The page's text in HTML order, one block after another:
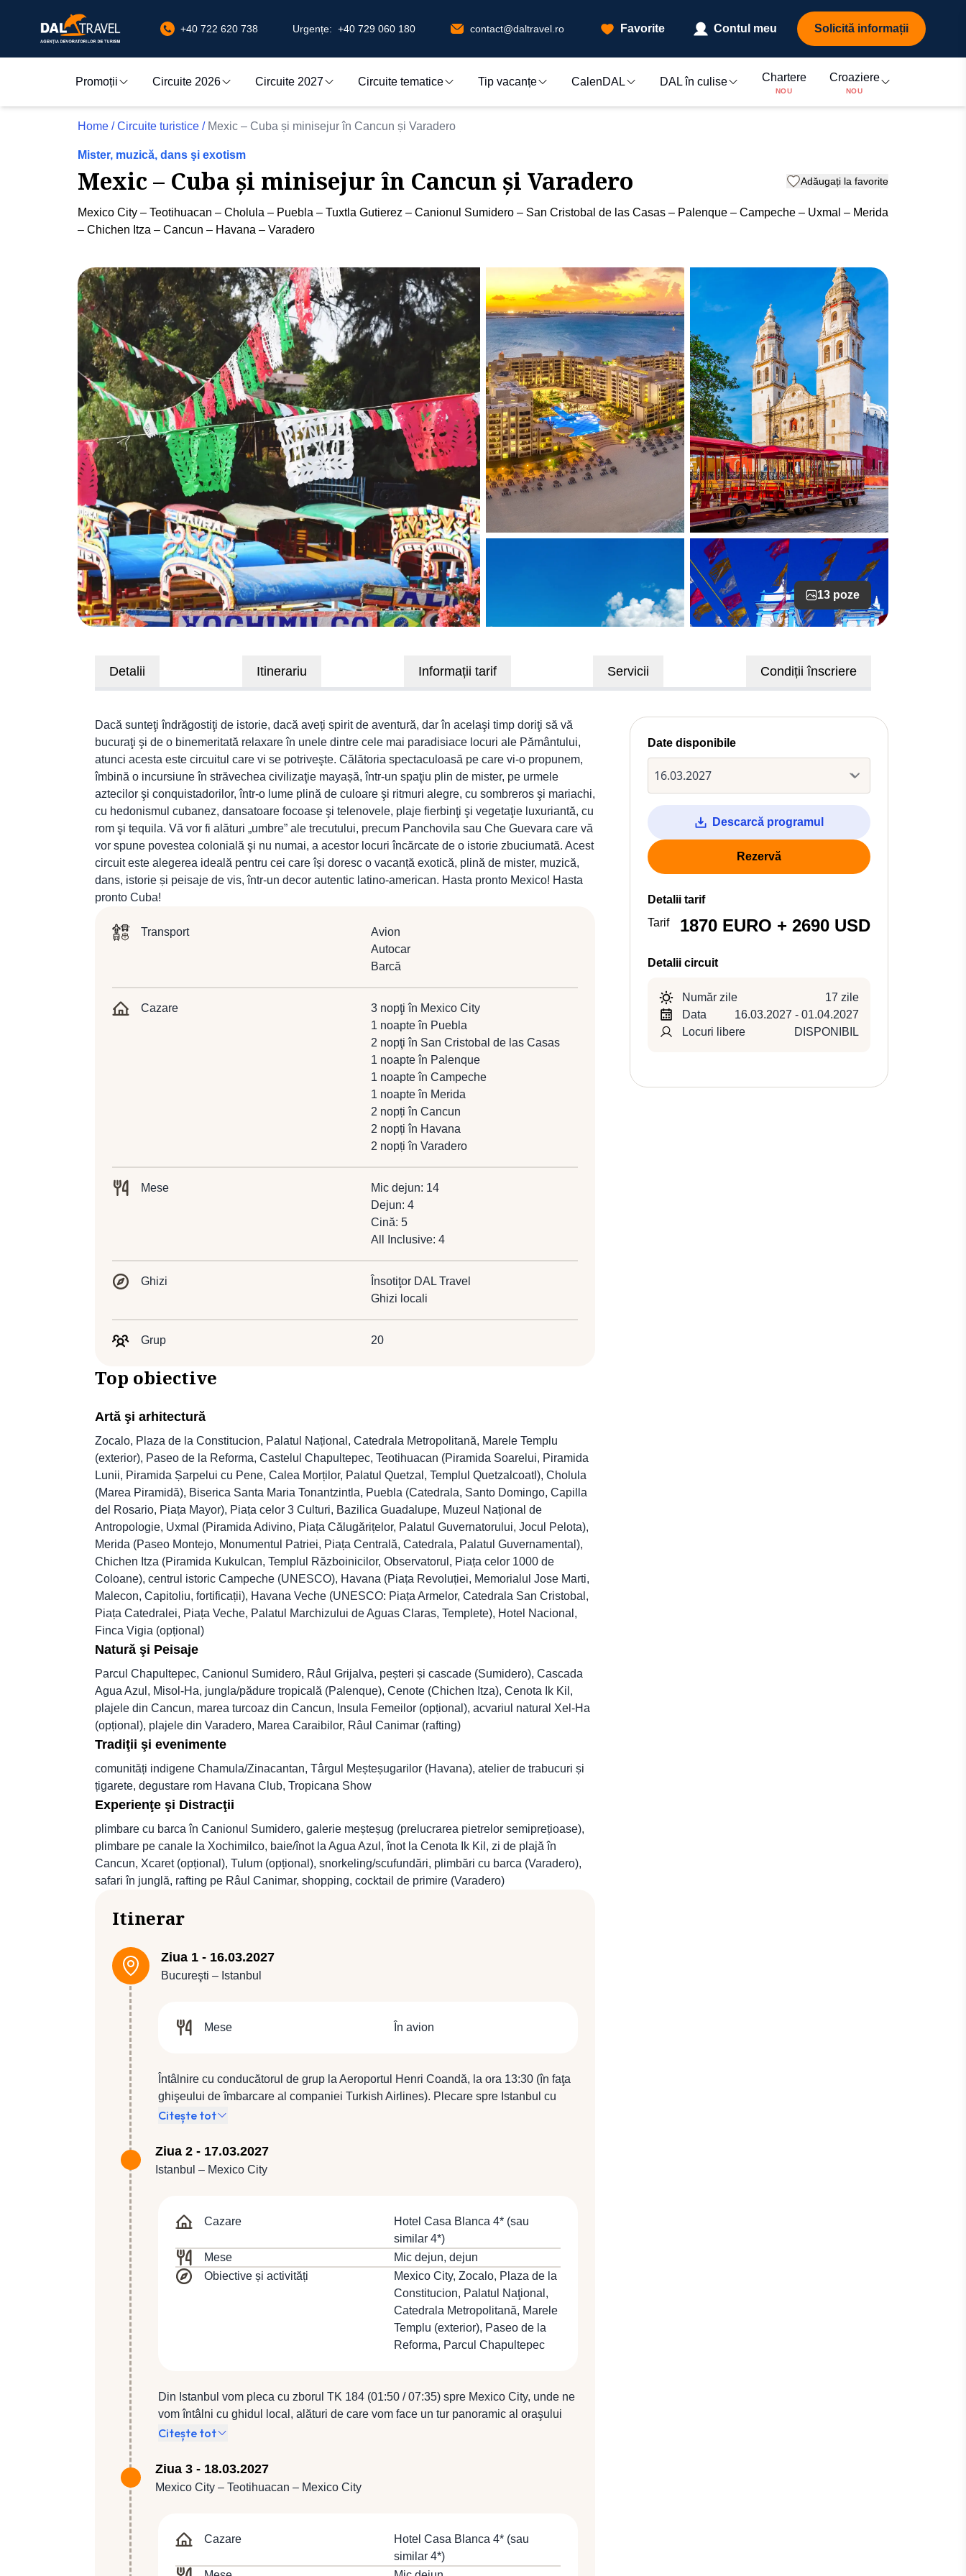
+40 722 620 738 Urgențe: +40 729 060 180 contact@daltravel.ro Favorite Contul meu Solicită informații
Promoții Circuite 2026 Circuite 2027 Circuite tematice Tip vacanțe CalenDAL DAL în culise Chartere
NOU
Croaziere
NOU
Home / Circuite turistice / Mexic – Cuba și minisejur în Cancun și Varadero
Mister, muzică, dans şi exotism
Mexic – Cuba și minisejur în Cancun și Varadero Adăugați la favorite
Mexico City – Teotihuacan – Cholula – Puebla – Tuxtla Gutierez – Canionul Sumidero – San Cristobal de las Casas – Palenque – Campeche – Uxmal – Merida
– Chichen Itza – Cancun – Havana – Varadero
13 poze
Detalii Itinerariu Informații tarif Servicii Condiții înscriere
Dacă sunteţi îndrăgostiţi de istorie, dacă aveți spirit de aventură, dar în acelaşi timp doriţi să vă
bucuraţi şi de o binemeritată relaxare în unele dintre cele mai paradisiace locuri ale Pământului,
atunci acesta este circuitul care vi se potriveşte. Călătoria spectaculoasă pe care vi-o propunem,
îmbină o incursiune în străvechea civilizaţie mayașă, într-un spaţiu plin de mister, pe urmele
aztecilor şi conquistadorilor, într-o lume plină de culoare şi ritmuri alegre, cu sombreros şi mariachi,
cu hedonismul cubanez, dansatoare focoase şi telenovele, plaje fierbinţi şi vegetaţie luxuriantă, cu
rom şi tequila. Vă vor fi alături „umbre” ale trecutului, precum Panchovila sau Che Guevara care vă
vor spune povestea colonială şi nu numai, a acestor locuri încărcate de o istorie zbuciumată. Acest
circuit este alegerea ideală pentru cei care își doresc o vacanță exotică, plină de mister, muzică,
dans, istorie și peisaje de vis, într-un decor autentic latino-american. Hasta pronto Mexico! Hasta
pronto Cuba!
Transport
Avion
Autocar
Barcă
Cazare
3 nopţi în Mexico City
1 noapte în Puebla
2 nopţi în San Cristobal de las Casas
1 noapte în Palenque
1 noapte în Campeche
1 noapte în Merida
2 nopți în Cancun
2 nopți în Havana
2 nopți în Varadero
Mese
Mic dejun: 14
Dejun: 4
Cină: 5
All Inclusive: 4
Ghizi
Însotiţor DAL Travel
Ghizi locali
Grup 20
Top obiective
Artă şi arhitectură
Zocalo, Plaza de la Constitucion, Palatul Național, Catedrala Metropolitană, Marele Templu
(exterior), Paseo de la Reforma, Castelul Chapultepec, Teotihuacan (Piramida Soarelui, Piramida
Lunii, Piramida Șarpelui cu Pene, Calea Morților, Palatul Quetzal, Templul Quetzalcoatl), Cholula
(Marea Piramidă), Biserica Santa Maria Tonantzintla, Puebla (Catedrala, Santo Domingo, Capilla
del Rosario, Piața Mayor), Piața celor 3 Culturi, Bazilica Guadalupe, Muzeul Național de
Antropologie, Uxmal (Piramida Adivino, Piața Călugărițelor, Palatul Guvernatorului, Jocul Pelota),
Merida (Paseo Montejo, Monumentul Patriei, Piața Centrală, Catedrala, Palatul Guvernamental),
Chichen Itza (Piramida Kukulcan, Templul Războinicilor, Observatorul, Piața celor 1000 de
Coloane), centrul istoric Campeche (UNESCO), Havana (Piața Revoluției, Memorialul Jose Marti,
Malecon, Capitoliu, fortificații), Havana Veche (UNESCO: Piața Armelor, Catedrala San Cristobal,
Piața Catedralei, Piața Veche, Palatul Marchizului de Aguas Claras, Templete), Hotel Nacional,
Finca Vigia (opțional)
Natură şi Peisaje
Parcul Chapultepec, Canionul Sumidero, Râul Grijalva, peșteri și cascade (Sumidero), Cascada
Agua Azul, Misol-Ha, jungla/pădure tropicală (Palenque), Cenote (Chichen Itza), Cenota Ik Kil,
plajele din Cancun, marea turcoaz din Cancun, Insula Femeilor (opțional), acvariul natural Xel-Ha
(opțional), plajele din Varadero, Marea Caraibilor, Râul Canimar (rafting)
Tradiţii şi evenimente
comunități indigene Chamula/Zinacantan, Târgul Meșteșugarilor (Havana), atelier de trabucuri și
țigarete, degustare rom Havana Club, Tropicana Show
Experienţe şi Distracţii
plimbare cu barca în Canionul Sumidero, galerie meșteșug (prelucrarea pietrelor semiprețioase),
plimbare pe canale la Xochimilco, baie/înot la Agua Azul, înot la Cenota Ik Kil, zi de plajă în
Cancun, Xcaret (opțional), Tulum (opțional), snorkeling/scufundări, plimbări cu barca (Varadero),
safari în junglă, rafting pe Râul Canimar, shopping, cocktail de primire (Varadero)
Itinerar
Ziua 1 - 16.03.2027
Bucureşti – Istanbul
Mese În avion
Întâlnire cu conducătorul de grup la Aeroportul Henri Coandă, la ora 13:30 (în faţa
ghişeului de îmbarcare al companiei Turkish Airlines). Plecare spre Istanbul cu
compania Turkish Airlines, zbor TK 1040 (15:30 / 18:05).
Citește tot
Ziua 2 - 17.03.2027
Istanbul – Mexico City
Cazare
Hotel Casa Blanca 4* (sau
similar 4*)
Mese
Mic dejun, dejun
Obiective și activități
Mexico City, Zocalo, Plaza de la
Constitucion, Palatul Naţional,
Catedrala Metropolitană, Marele
Templu (exterior), Paseo de la
Reforma, Parcul Chapultepec
Din Istanbul vom pleca cu zborul TK 184 (01:50 / 07:35) spre Mexico City, unde ne
vom întâlni cu ghidul local, alături de care vom face un tur panoramic al oraşului
Mexico City în timpul căruia vom vizita centrul istoric, locul unde trecutul exploziv
oraşului cu Plaza de la Constitucion, Palatul Naţional (El Granda), Catedrala
Metropolitană (construită după modelul celor din Toledo şi Granada) şi vestigiile
de castelul său, fosta reședință a Împăratului Maximilian de Habsburg. Dejun la un
restaurant local. Transfer pentru cazare la Hotel Casa Blanca 4* (sau similar 4*).
Citește tot
Ziua 3 - 18.03.2027
Mexico City – Teotihuacan – Mexico City
Cazare
Hotel Casa Blanca 4* (sau
similar 4*)
Date disponibile
Descarcă programul
Rezervă
Detalii tarif
Tarif
1870 EURO + 2690 USD
Detalii circuit
Număr zile
17 zile
Data
16.03.2027 - 01.04.2027
Locuri libere
DISPONIBIL